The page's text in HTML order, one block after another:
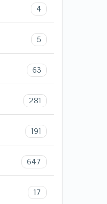
4
5
63
281
191
647
17